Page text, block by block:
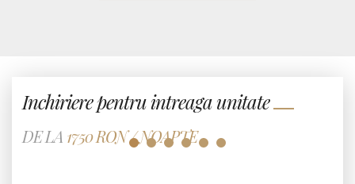
Inchiriere pentru intreaga unitate
DE LA 1750 RON/ NOAPTE